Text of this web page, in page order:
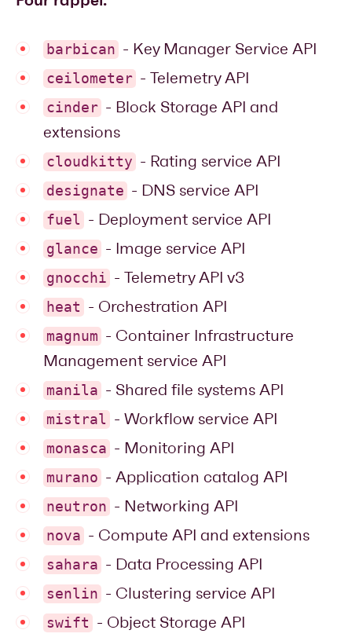
barbican - Key Manager Service API
ceilometer - Telemetry API
cinder - Block Storage API and
extensions
cloudkitty - Rating service API
designate - DNS service API
fuel - Deployment service API
glance - Image service API
gnocchi - Telemetry API v3
heat - Orchestration API
magnum - Container Infrastructure
Management service API
manila - Shared file systems API
mistral - Workflow service API
monasca - Monitoring API
murano - Application catalog API
neutron - Networking API
nova - Compute API and extensions
sahara - Data Processing API
senlin - Clustering service API
swift - Object Storage API